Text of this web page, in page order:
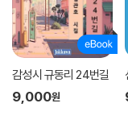
감성시 규동리 24번길
9,000원